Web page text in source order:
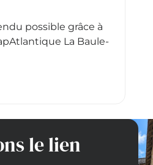
possible grâce à
La Baule-
le lien